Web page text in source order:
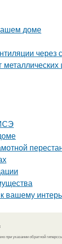
доме
через
вашему
при указании обратной